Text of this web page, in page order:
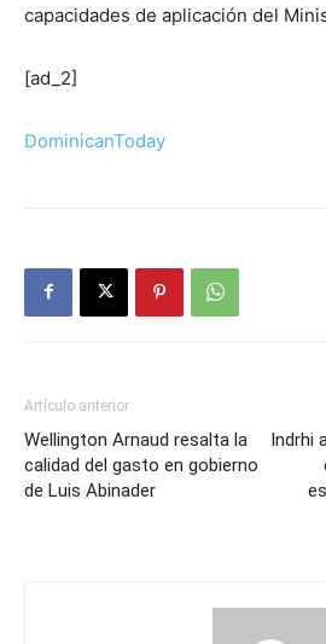
capacidades de aplicación del
[ad_2]
DominicanToday
Artículo anterior
Wellington Arnaud resalta la
calidad del gasto en gobierno
de Luis Abinader
Indrhi